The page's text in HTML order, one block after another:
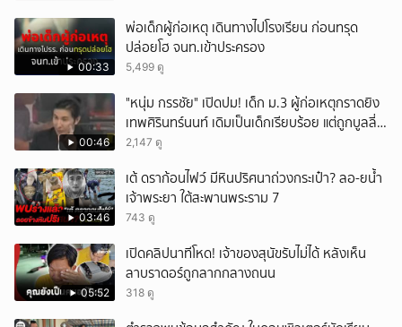
00:33
พ่อเด็กผู้ก่อเหตุ เดินทางไปโรงเรียน ก่อนทรุด
ปล่อยโฮ จนท.เข้าประครอง
5,499 ดู
00:46
"หนุ่ม กรรชัย" เปิดปม! เด็ก ม.3 ผู้ก่อเหตุกราดยิง
เทพศิรินทร์นนท์ เดิมเป็นเด็กเรียบร้อย แต่ถูกบูลลี่
หนัก คาดแรงกดดันสะสมกลายเป็นแรงแค้น จนก่อ
2,147 ดู
03:46
เต้ ดราก้อนไฟว์ มีหินปริศนาถ่วงกระเป๋า? ลอ-ยน้ำ
เจ้าพระยา ใต้สะพานพระราม 7
743 ดู
05:52
เปิดคลิปนาทีโหด! เจ้าของสุนัขรับไม่ได้ หลังเห็น
ลาบราดอร์ถูกลากกลางถนน
318 ดู